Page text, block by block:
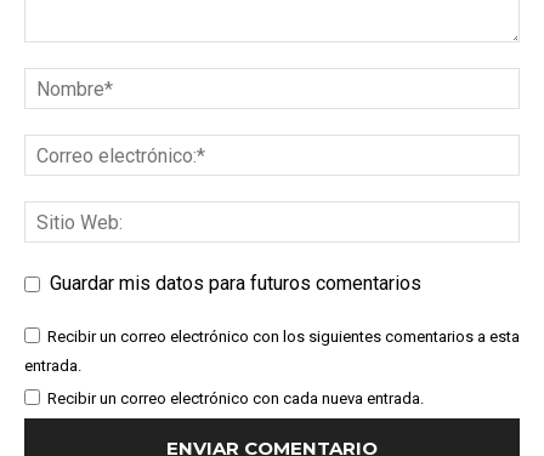
Guardar mis datos para futuros comentarios
Recibir un correo electrónico con los siguientes comentarios a esta
entrada.
Recibir un correo electrónico con cada nueva entrada.